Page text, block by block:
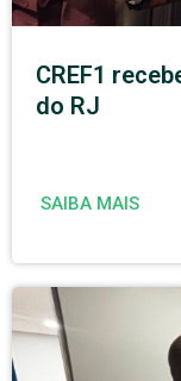
CREF1
do RJ
SAIBA MAIS